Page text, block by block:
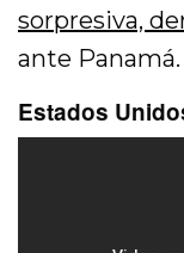
sorpresiva,
ante Panamá.
Estados